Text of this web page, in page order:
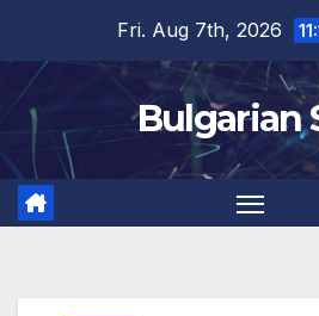
content
Fri. Aug 7th, 2026
Bulgarian